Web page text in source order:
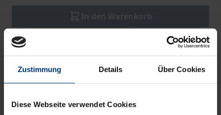
Zustimmung Details Über Cookies
Diese Webseite verwendet Cookies
Hinweise zu Versandkosten